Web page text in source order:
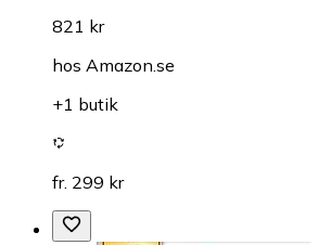
821 kr
hos Amazon.se
+1 butik
fr. 299 kr